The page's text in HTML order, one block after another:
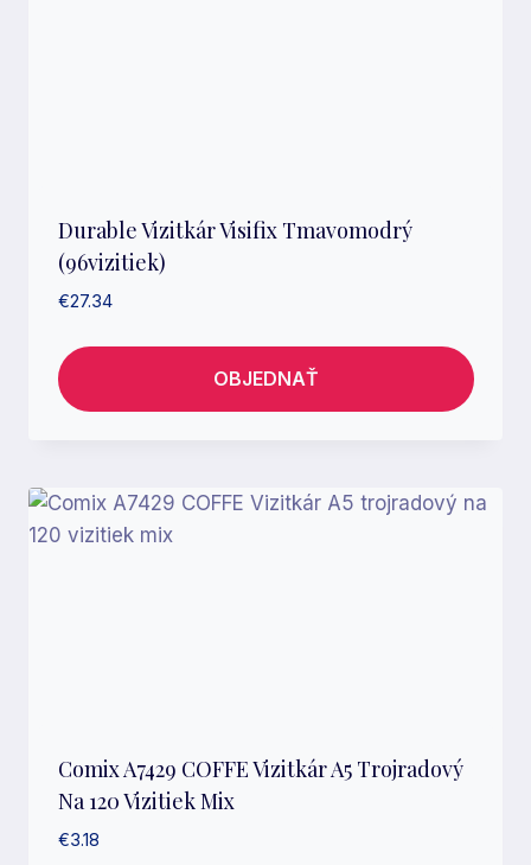
Durable Vizitkár Visifix Tmavomodrý
(96vizitiek)
€27.34
OBJEDNAŤ
Comix A7429 COFFE Vizitkár A5 Trojradový
Na 120 Vizitiek Mix
€3.18